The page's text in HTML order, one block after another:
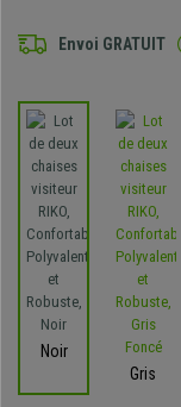
Envoi GRATUIT
Noir
Gris